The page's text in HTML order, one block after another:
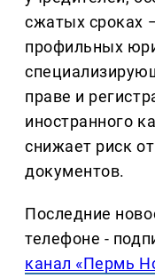
сжатых сроках
профильных
праве и
иностранного
снижает риск
документов.
Последние
телефоне -
канал «Пермь